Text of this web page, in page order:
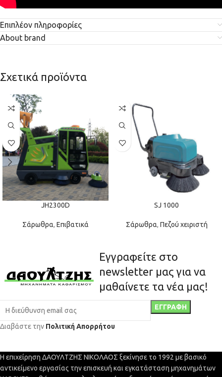
Επιπλέον πληροφορίες
About brand
Σχετικά προϊόντα
JH2300D
Σάρωθρα, Επιβατικά
SJ 1000
Σάρωθρα, Πεζού χειριστή
Εγγραφείτε στο
newsletter μας για να
μαθαίνετε τα νέα μας!
Διαβάστε την Πολιτική Απορρήτου
Η επιχείρηση ΔΑΟΥΛΤΖΗΣ ΝΙΚΟΛΑΟΣ ξεκίνησε το 1992 με βασικό
αντικείμενο εργασίας την επισκευή και εγκατάσταση μηχανημάτων